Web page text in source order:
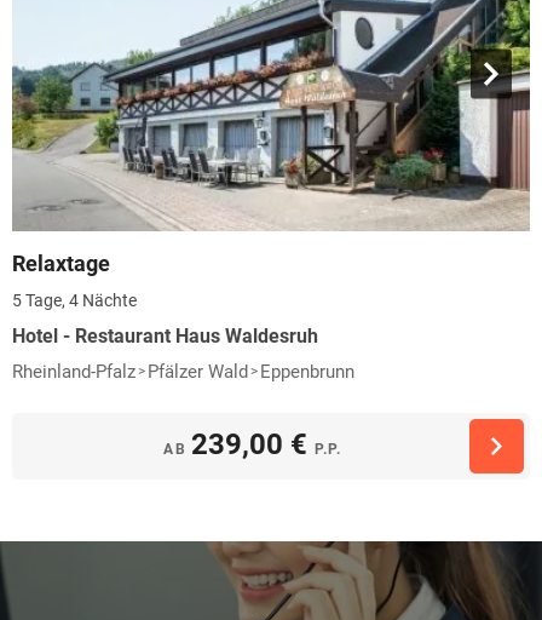
Relaxtage
5 Tage, 4 Nächte
Hotel - Restaurant Haus Waldesruh
Rheinland-Pfalz Pfälzer Wald Eppenbrunn
AB 239,00 € P.P.